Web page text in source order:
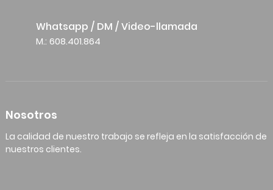
Whatsapp / DM / Video-llamada
M.: 608.401.864
Nosotros
La calidad de nuestro trabajo se refleja en la satisfacción de
nuestros clientes.